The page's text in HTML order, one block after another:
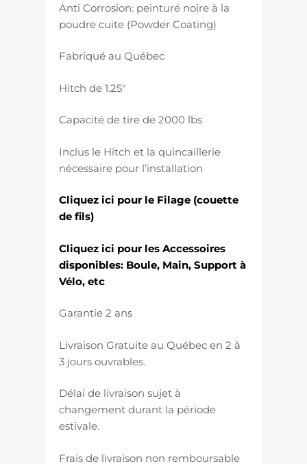
Anti Corrosion: peinturé noire à la
poudre cuite (Powder Coating)
Fabriqué au Québec
Hitch de 1.25″
Capacité de tire de 2000 lbs
Inclus le Hitch et la quincaillerie
nécessaire pour l’installation
Cliquez ici pour le Filage (couette
de fils)
Cliquez ici pour les Accessoires
disponibles: Boule, Main, Support à
Vélo, etc
Garantie 2 ans
Livraison Gratuite au Québec en 2 à
3 jours ouvrables.
Délai de livraison sujet à
changement durant la période
estivale.
Frais de livraison non remboursable